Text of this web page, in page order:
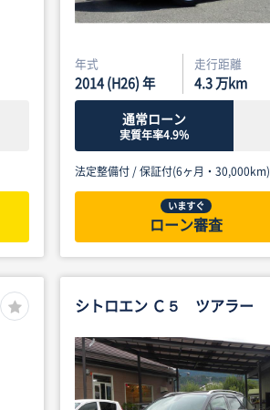
年式
2014 (H26) 年
走行距離
4.3万km
通常ローン
実質年率4.9%
法定整備付 /保証付(6ヶ月・30,000km)
いますぐ
ローン審査
シトロエン Ｃ５ ツアラー